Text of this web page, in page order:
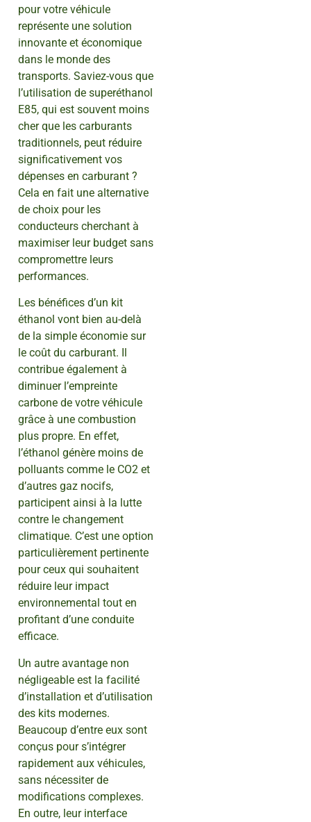
pour votre véhicule
représente une solution
innovante et économique
dans le monde des
transports. Saviez-vous que
l’utilisation de superéthanol
E85, qui est souvent moins
cher que les carburants
traditionnels, peut réduire
significativement vos
dépenses en carburant ?
Cela en fait une alternative
de choix pour les
conducteurs cherchant à
maximiser leur budget sans
compromettre leurs
performances.
Les bénéfices d’un kit
éthanol vont bien au-delà
de la simple économie sur
le coût du carburant. Il
contribue également à
diminuer l’empreinte
carbone de votre véhicule
grâce à une combustion
plus propre. En effet,
l’éthanol génère moins de
polluants comme le CO2 et
d’autres gaz nocifs,
participent ainsi à la lutte
contre le changement
climatique. C’est une option
particulièrement pertinente
pour ceux qui souhaitent
réduire leur impact
environnemental tout en
profitant d’une conduite
efficace.
Un autre avantage non
négligeable est la facilité
d’installation et d’utilisation
des kits modernes.
Beaucoup d’entre eux sont
conçus pour s’intégrer
rapidement aux véhicules,
sans nécessiter de
modifications complexes.
En outre, leur interface